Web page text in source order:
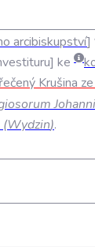
arcibiskupství
ke
řečený Krušina ze
(Wydzin).